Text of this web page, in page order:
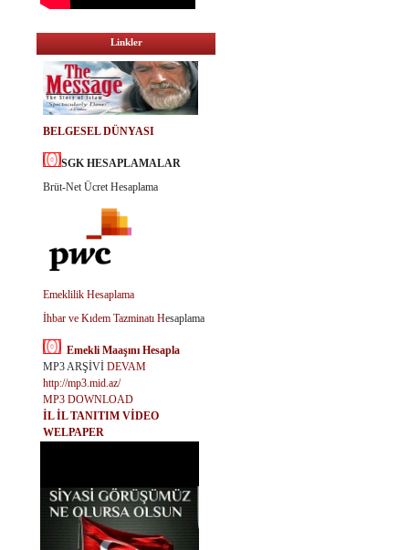
Linkler
BELGESEL DÜNYASI
SGK HESAPLAMALAR
Brüt-Net Ücret Hesaplama
Emeklilik Hesaplama
İhbar ve Kıdem Tazminatı Hesaplama
Emekli Maaşını Hesapla
MP3 ARŞİVİ DEVAM
http://mp3.mid.az/
MP3 DOWNLOAD
İL İL TANITIM VİDEO
WELPAPER